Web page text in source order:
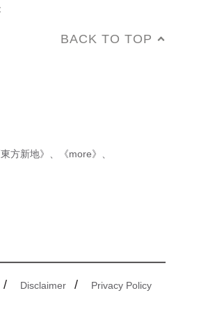
BACK TO TOP
東方新地》 《more》
/ Disclaimer / Privacy Policy